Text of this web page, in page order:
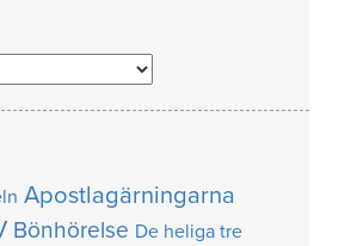
Apostlagärningarna
Bönhörelse De heliga tre